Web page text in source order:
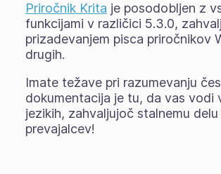
Priročnik Krita je posodobljen z
funkcijami v različici 5.3.0,
prizadevanjem pisca priročnikov
drugih.
Imate težave pri razumevanju
dokumentacija je tu, da vas vodi
jezikih, zahvaljujoč stalnemu delu
prevajalcev!